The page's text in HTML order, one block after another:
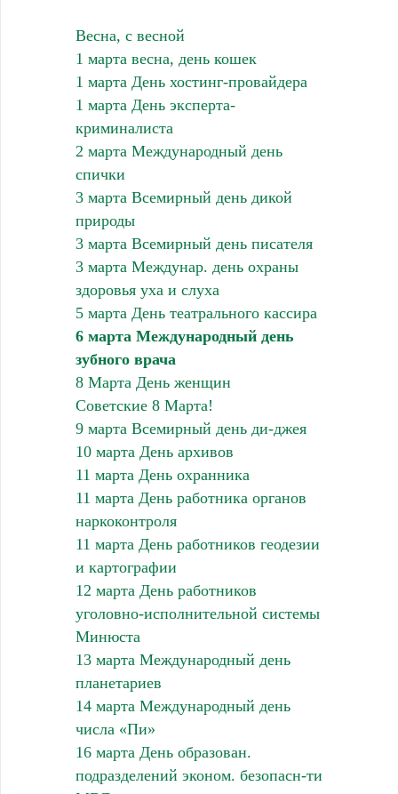
Весна, с весной
1 марта весна, день кошек
1 марта День хостинг-провайдера
1 марта День эксперта-
криминалиста
2 марта Международный день
спички
3 марта Всемирный день дикой
природы
3 марта Всемирный день писателя
3 марта Междунар. день охраны
здоровья уха и слуха
5 марта День театрального кассира
6 марта Международный день
зубного врача
8 Марта День женщин
Советские 8 Марта!
9 марта Всемирный день ди-джея
10 марта День архивов
11 марта День охранника
11 марта День работника органов
наркоконтроля
11 марта День работников геодезии
и картографии
12 марта День работников
уголовно-исполнительной системы
Минюста
13 марта Международный день
планетариев
14 марта Международный день
числа «Пи»
16 марта День образован.
подразделений эконом. безопасн-ти